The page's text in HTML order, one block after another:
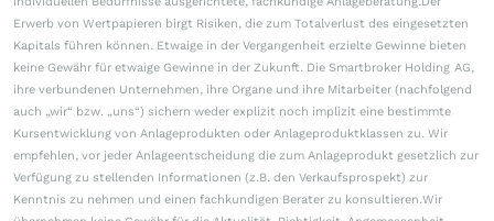
Erwerb von Wertpapieren birgt Risiken, die zum Totalverlust des eingesetzten
Kapitals führen können. Etwaige in der Vergangenheit erzielte Gewinne bieten
keine Gewähr für etwaige Gewinne in der Zukunft. Die Smartbroker Holding AG,
ihre verbundenen Unternehmen, ihre Organe und ihre Mitarbeiter (nachfolgend
auch „wir“ bzw. „uns“) sichern weder explizit noch implizit eine bestimmte
Kursentwicklung von Anlageprodukten oder Anlageproduktklassen zu. Wir
empfehlen, vor jeder Anlageentscheidung die zum Anlageprodukt gesetzlich zur
Verfügung zu stellenden Informationen (z.B. den Verkaufsprospekt) zur
Kenntnis zu nehmen und einen fachkundigen Berater zu konsultieren.Wir